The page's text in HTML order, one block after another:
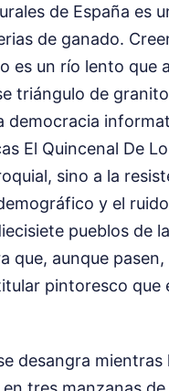
de España es
de ganado.
es un río lento que
triángulo de
democracia
El Quincenal De
sino a la
y el
pueblos de
que, aunque
pintoresco que
desangra